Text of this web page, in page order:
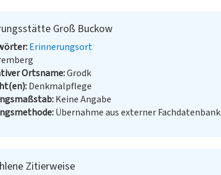
Groß Buckow
Erinnerungsort
Ortsname Grodk
Denkmalpflege
Keine Angabe
Übernahme aus externer Fachdatenbank
Zitierweise